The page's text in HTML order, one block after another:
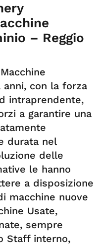
– Reggio
con la forza
intraprendente,
a garantire una
durata nel
delle
le hanno
a disposizione
macchine nuove
Usate,
sempre
Staff interno,